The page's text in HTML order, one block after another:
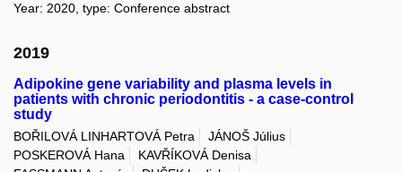
Year: 2020, type: Conference abstract
2019
Adipokine gene variability and plasma levels in
patients with chronic periodontitis - a case-control
study
BOŘILOVÁ LINHARTOVÁ Petra
JÁNOŠ Július
POSKEROVÁ Hana
KAVŘÍKOVÁ Denisa